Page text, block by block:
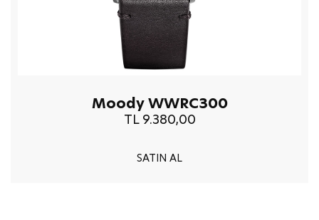
Moody WWRC300
TL 9.380,00
SATIN AL